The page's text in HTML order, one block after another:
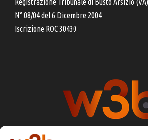
N° 08/04 del 6 Dicembre 2004
Iscrizione ROC 30430